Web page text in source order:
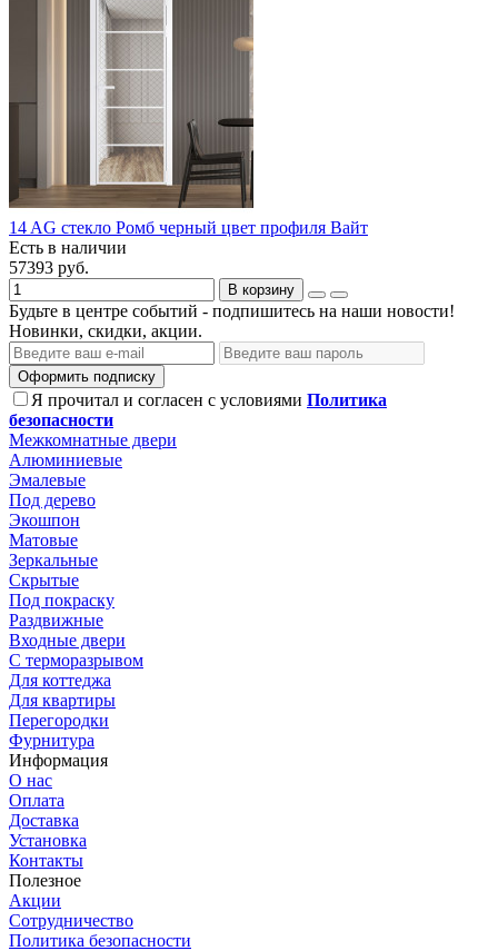
14 AG стекло Ромб черный цвет профиля Вайт
Есть в наличии
57393 руб.
В корзину
Будьте в центре событий - подпишитесь на наши новости!
Новинки, скидки, акции.
Оформить подписку
Я прочитал и согласен с условиями Политика
безопасности
Межкомнатные двери
Алюминиевые
Эмалевые
Под дерево
Экошпон
Матовые
Зеркальные
Скрытые
Под покраску
Раздвижные
Входные двери
С терморазрывом
Для коттеджа
Для квартиры
Перегородки
Фурнитура
Информация
О нас
Оплата
Доставка
Установка
Контакты
Полезное
Акции
Сотрудничество
Политика безопасности